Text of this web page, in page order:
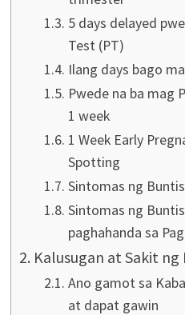
5 days delayed
Test (PT)
Ilang days bago
Pwede na ba mag
1 week
1 Week Early
Spotting
Sintomas ng
Sintomas ng
paghahanda sa
Kalusugan at Sakit ng
Ano gamot sa
at dapat gawin